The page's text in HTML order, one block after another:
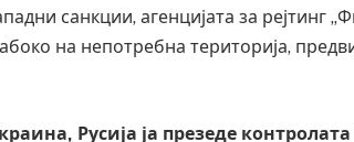
санкции, агенцијата за рејтинг
на непотребна територија,
Русија ја презеде